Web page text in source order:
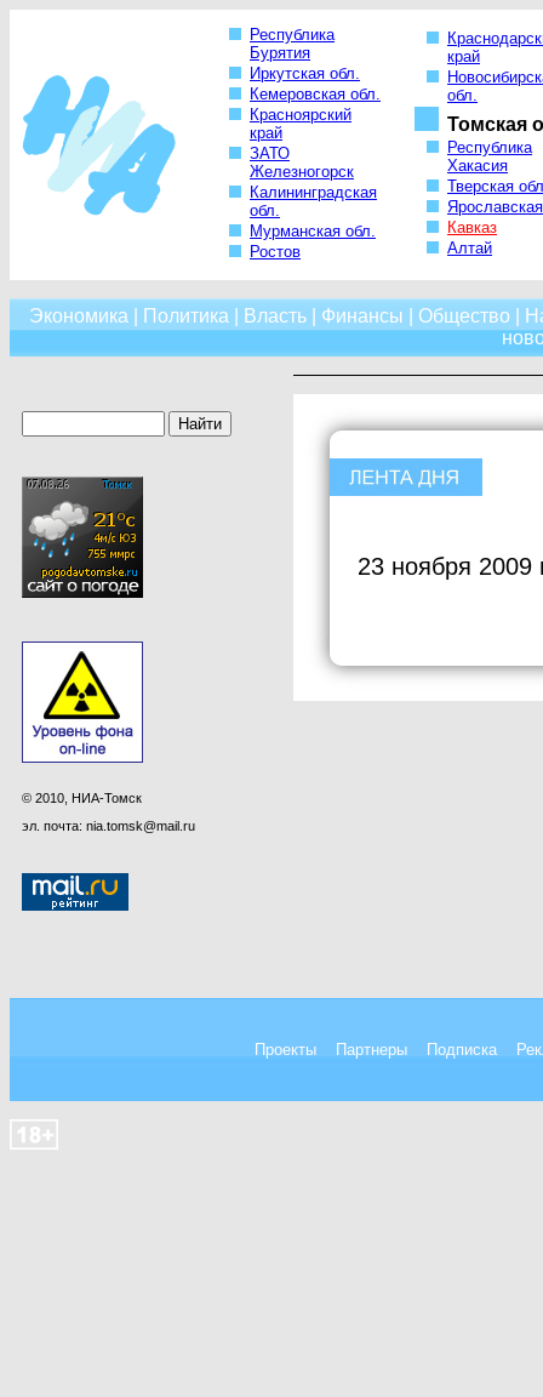
Республика
Бурятия
Иркутская обл.
Кемеровская обл.
Красноярский
край
ЗАТО
Железногорск
Калининградская
обл.
Мурманская обл.
Ростов
край
обл.
Томская
Республика
Хакасия
Тверская
Кавказ
Алтай
Экономика Политика Власть| Финансы Общество
© 2010, НИА-Томск
эл. почта: nia.tomsk@mail.ru
23 ноября 2009
Проекты Партнеры Подписка